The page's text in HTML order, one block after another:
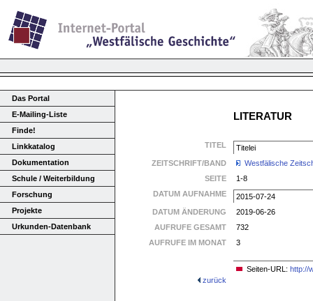
Das Portal
E-Mailing-Liste
Finde!
Linkkatalog
Dokumentation
Schule / Weiterbildung
Forschung
Projekte
Urkunden-Datenbank
LITERATUR
TITEL
Titelei
ZEITSCHRIFT/BAND
Westfälische
SEITE
1-8
DATUM AUFNAHME
2015-07-24
DATUM ÄNDERUNG
2019-06-26
AUFRUFE GESAMT
732
AUFRUFE IM MONAT
3
Seiten-URL: http://
zurück